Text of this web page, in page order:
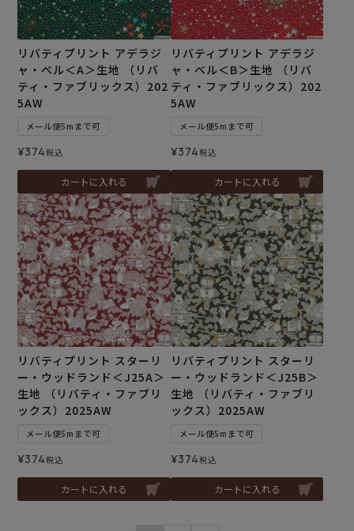
リバティプリント アデラジ
ャ・ベル＜A＞生地 （リバ
ティ・ファブリックス）202
5AW
メール便5mまで可
¥374税込
カートに入れる
リバティプリント アデラジ
ャ・ベル＜B＞生地 （リバ
ティ・ファブリックス）202
5AW
メール便5mまで可
¥374税込
カートに入れる
リバティプリント スターリ
ー・ウッドランド＜J25A＞
生地 （リバティ・ファブリ
ックス）2025AW
メール便5mまで可
¥374税込
カートに入れる
リバティプリント スターリ
ー・ウッドランド＜J25B＞
生地 （リバティ・ファブリ
ックス）2025AW
メール便5mまで可
¥374税込
カートに入れる